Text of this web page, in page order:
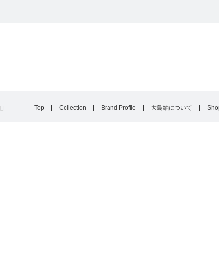
Top Collection Brand Profile 大島紬について